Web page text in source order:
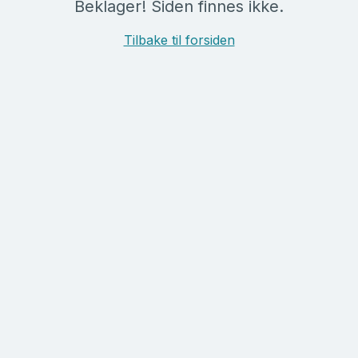
Beklager! Siden finnes ikke.
Tilbake til forsiden